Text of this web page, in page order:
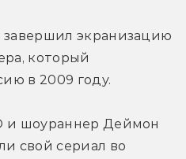
завершил экранизацию
который
в 2009 году.
и шоураннер Деймон
свой сериал во